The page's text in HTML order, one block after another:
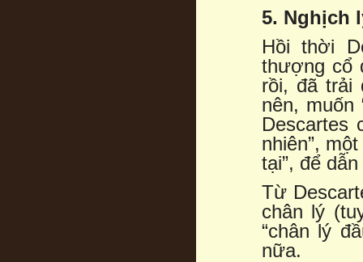
5. Nghịch
Hồi thời
thượng cổ
rồi, đã trải
nên,
Descartes
nhiên”,
tại”, để
Từ
chân lý
“chân lý
nữa.